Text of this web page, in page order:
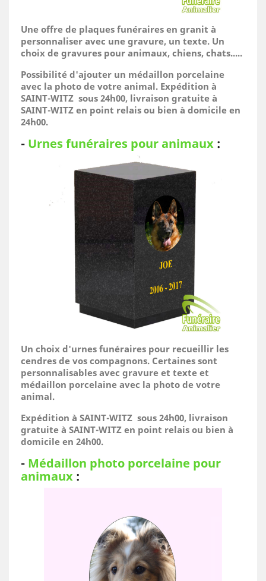
Une offre de plaques funéraires en granit à
personnaliser avec une gravure, un texte. Un
choix de gravures pour animaux, chiens, chats.....
Possibilité d'ajouter un médaillon porcelaine
avec la photo de votre animal. Expédition à
SAINT-WITZ sous 24h00, livraison gratuite à
SAINT-WITZ en point relais ou bien à domicile en
24h00.
- Urnes funéraires pour animaux :
Un choix d'urnes funéraires pour recueillir les
cendres de vos compagnons. Certaines sont
personnalisables avec gravure et texte et
médaillon porcelaine avec la photo de votre
animal.
Expédition à SAINT-WITZ sous 24h00, livraison
gratuite à SAINT-WITZ en point relais ou bien à
domicile en 24h00.
- Médaillon photo porcelaine pour
animaux :